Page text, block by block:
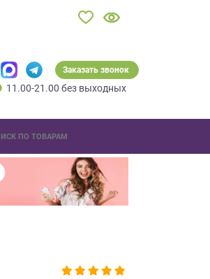
Заказать звонок
11.00-21.00 без выходных